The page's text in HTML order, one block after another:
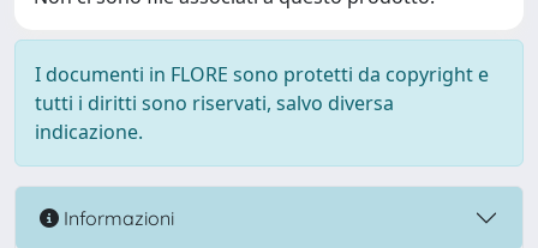
I documenti in FLORE sono protetti da copyright e
tutti i diritti sono riservati, salvo diversa
indicazione.
Informazioni